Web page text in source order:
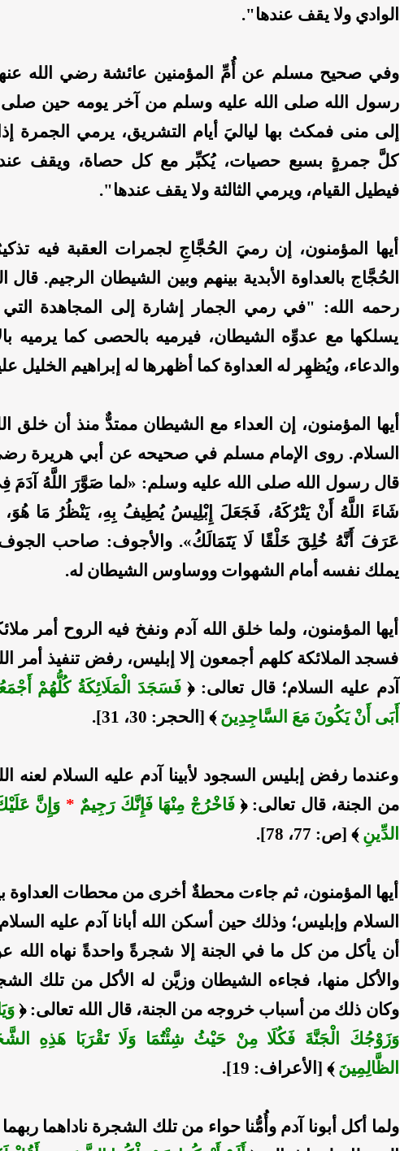
الوادي ولا يقف عندها".
وفي صحيح مسلم عن أُمِّ المؤمنين عائشة رضي الله
رسول الله صلى الله عليه وسلم من آخر يومه حين صلى
إلى منى فمكث بها لياليَ أيام التشريق، يرمي الجمرة
كلَّ جمرةٍ بسبع حصيات، يُكبِّر مع كل حصاة، ويقف عند
فيطيل القيام، ويرمي الثالثة ولا يقف عندها".
أيها المؤمنون، إن رميَ الحُجَّاجِ لجمرات العقبة فيه
الحُجَّاج بالعداوة الأبدية بينهم وبين الشيطان الرجيم. قال
رحمه الله: "في رمي الجمار إشارة إلى المجاهدة التي
يسلكها مع عدوِّه الشيطان، فيرميه بالحصى كما يرميه
والدعاء، ويُظهِر له العداوة كما أظهرها له إبراهيم الخليل
أيها المؤمنون، إن العداء مع الشيطان ممتدٌّ منذ أن خلق
السلام. روى الإمام مسلم في صحيحه عن أبي هريرة
قال رسول الله صلى الله عليه وسلم: «لما صَوَّرَ اللَّهُ آدَمَ
شَاءَ اللَّهُ أَنْ يَتْرُكَهُ، فَجَعَلَ إِبْلِيسُ يُطِيفُ بِهِ، يَنْظُرُ مَا
عَرَفَ أَنَّهُ خُلِقَ خَلْقًا لَا يَتَمَالَكُ». والأجوف: صاحب الجوف،
يملك نفسه أمام الشهوات ووساوس الشيطان له.
أيها المؤمنون، ولما خلق الله آدم ونفخ فيه الروح أمر
فسجد الملائكة كلهم أجمعون إلا إبليس، رفض تنفيذ أمر
آدم عليه السلام؛ قال تعالى: ﴿فَسَجَدَ الْمَلَائِكَةُ كُلُّهُمْ
أَبَى أَنْ يَكُونَ مَعَ السَّاجِدِينَ ﴾ [الحجر: 30، 31].
وعندما رفض إبليس السجود لأبينا آدم عليه السلام لعنه
من الجنة، قال تعالى: ﴿فَاخْرُجْ مِنْهَا فَإِنَّكَ رَجِيمٌ * وَإِنَّ
الدِّينِ ﴾ [ص: 77، 78].
أيها المؤمنون، ثم جاءت محطةٌ أخرى من محطات العداوة
السلام وإبليس؛ وذلك حين أسكن الله أبانا آدم عليه
أن يأكل من كل ما في الجنة إلا شجرةً واحدةً نهاه الله
والأكل منها، فجاءه الشيطان وزيَّن له الأكل من تلك
وكان ذلك من أسباب خروجه من الجنة، قال الله تعالى: ﴿
وَزَوْجُكَ الْجَنَّةَ فَكُلَا مِنْ حَيْثُ شِئْتُمَا وَلَا تَقْرَبَا هَذِهِ
الظَّالِمِينَ ﴾ [الأعراف: 19].
ولما أكل أبونا آدم وأُمُّنا حواء من تلك الشجرة ناداهما